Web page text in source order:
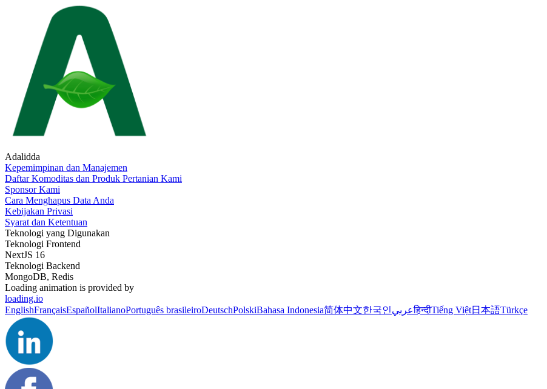
Adalidda
Kepemimpinan dan Manajemen
Daftar Komoditas dan Produk Pertanian Kami
Sponsor Kami
Cara Menghapus Data Anda
Kebijakan Privasi
Syarat dan Ketentuan
Teknologi yang Digunakan
Teknologi Frontend
NextJS 16
Teknologi Backend
MongoDB, Redis
Loading animation is provided by
loading.io
EnglishFrançaisEspañolItalianoPortuguês brasileiroDeutschPolskiBahasa Indonesia简体中文한국인عربيहिन्दीTiếng Việt日本語Türkçe